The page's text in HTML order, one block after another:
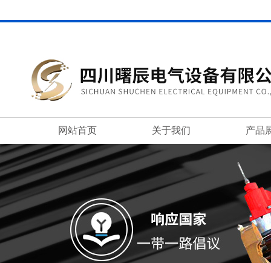
网站首页 关于我们 产品